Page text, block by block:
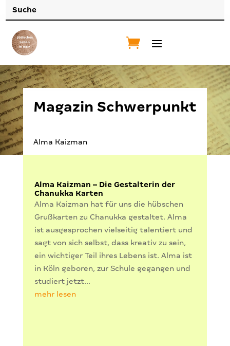
Magazin Schwerpunkt
Alma Kaizman
Alma Kaizman – Die Gestalterin der
Chanukka Karten
​Alma Kaizman hat für uns die hübschen
Grußkarten zu Chanukka gestaltet. Alma
ist ausgesprochen vielseitig talentiert und
sagt von sich selbst, dass kreativ zu sein,
ein wichtiger Teil ihres Lebens ist. Alma ist
in Köln geboren, zur Schule gegangen und
studiert jetzt...
mehr lesen